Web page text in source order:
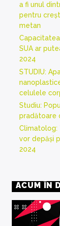
a fi unul
pentru
metan
SUA ar
2024
STUDIU:
celulele
Studiu:
pradătoare
Climatolog:
vor depăși
2024
ACUM ÎN